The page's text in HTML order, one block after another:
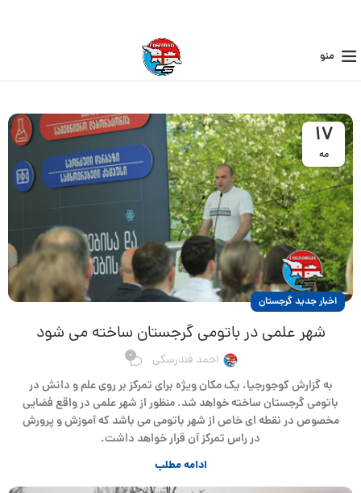
منو
17
مه
اخبار جدید گرجستان
شهر علمی در باتومی گرجستان ساخته می شود
احمد فندرسکی 0
به گزارش کوجورجیا، یک مکان ویژه برای تمرکز بر روی علم و دانش در
باتومی گرجستان ساخته خواهد شد. منظور از شهر علمی در واقع فضایی
مخصوص در نقطه ای خاص از شهر باتومی می باشد که آموزش و پرورش
در راس تمرکز آن قرار خواهد داشت.
ادامه مطلب